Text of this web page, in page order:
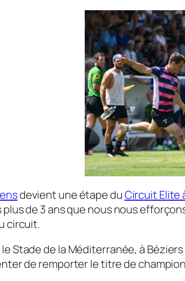
devient une étape duCircuit Elite
plus de 3 ans que nous nous
circuit.
Stade de la Méditerranée, à
de remporter le titre de